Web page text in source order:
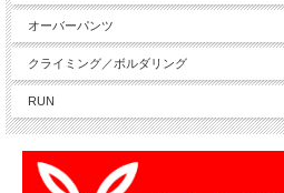
オーバーパンツ
クライミング／ボルダリング
RUN